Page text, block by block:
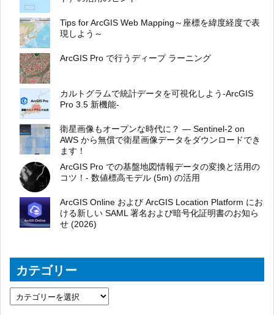
Tips for ArcGIS Web Mapping～座標を緯度経度で表
現しよう～
ArcGIS Pro で行うディープ ラーニング
カルトグラムで統計データを可視化しよう-ArcGIS
Pro 3.5 新機能-
衛星画像もオープンな時代に？ ― Sentinel-2 on
AWS から無償で衛星画像データをダウンロードでき
ます！
ArcGIS Pro での基盤地図情報データの変換と活用の
コツ！- 数値標高モデル (5m) の活用
ArcGIS Online および ArcGIS Location Platform にお
ける新しい SAML 署名および暗号化証明書のお知ら
せ (2026)
カテゴリー